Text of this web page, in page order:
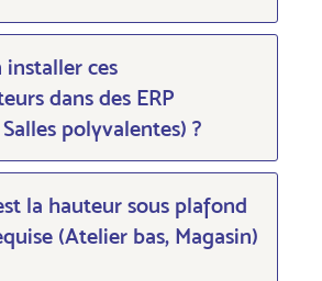
installer ces
dans des ERP
polyvalentes) ?
la hauteur sous plafond
(Atelier bas, Magasin)